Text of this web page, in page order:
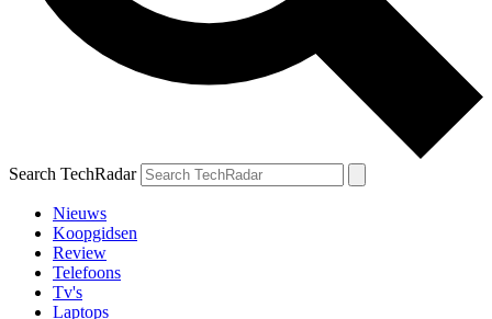
Search TechRadar
Nieuws
Koopgidsen
Review
Telefoons
Tv's
Laptops